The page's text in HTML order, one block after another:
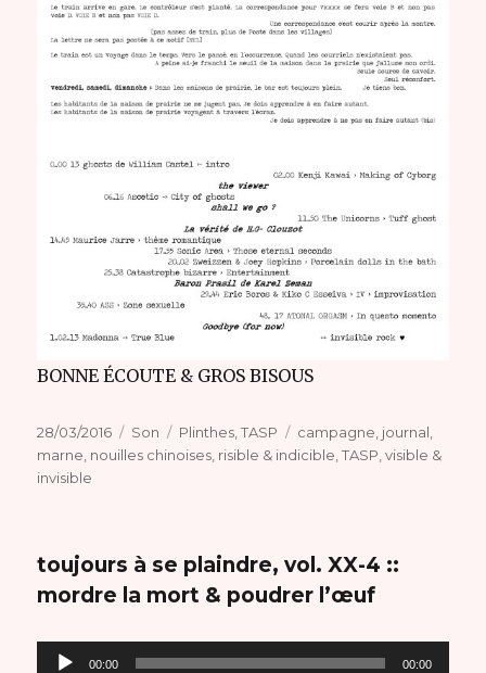
BONNE ÉCOUTE & GROS BISOUS
Publié
le
28/03/2016 Format
Son Catégories
Plinthes ,TASP Étiquettes
campagne journal
marne nouilles chinoises risible & indicible ,TASP ,visible &
invisible
toujours à se plaindre, vol. XX-4 ::
mordre la mort & poudrer l’œuf
Lecteur00:00 00:00